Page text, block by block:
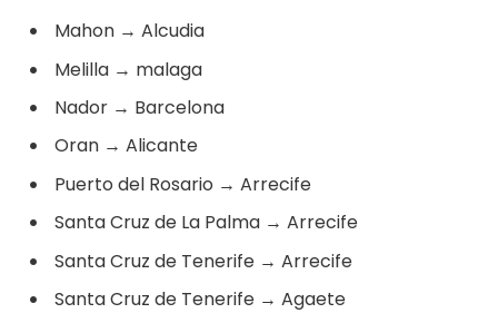
Mahon → Alcudia
Melilla → malaga
Nador → Barcelona
Oran → Alicante
Puerto del Rosario → Arrecife
Santa Cruz de La Palma → Arrecife
Santa Cruz de Tenerife → Arrecife
Santa Cruz de Tenerife → Agaete